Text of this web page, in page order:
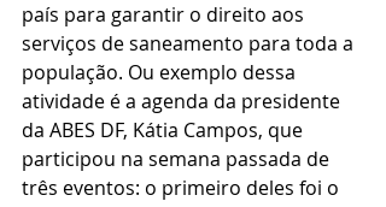
país para garantir o direito aos
serviços de saneamento para toda a
população. Ou exemplo dessa
atividade é a agenda da presidente
da ABES DF, Kátia Campos, que
participou na semana passada de
três eventos: o primeiro deles foi o